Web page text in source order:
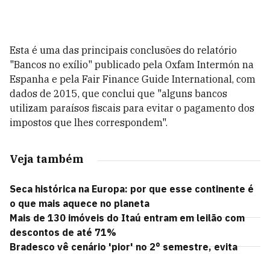
Esta é uma das principais conclusões do relatório
"Bancos no exílio" publicado pela Oxfam Intermón na
Espanha e pela Fair Finance Guide International, com
dados de 2015, que conclui que "alguns bancos
utilizam paraísos fiscais para evitar o pagamento dos
impostos que lhes correspondem".
Veja também
Seca histórica na Europa: por que esse continente é
o que mais aquece no planeta
Mais de 130 imóveis do Itaú entram em leilão com
descontos de até 71%
Bradesco vê cenário 'pior' no 2° semestre, evita